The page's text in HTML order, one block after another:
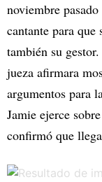
noviembre
cantante para
también su
jueza afirmara
argumentos para
Jamie ejerce
confirmó que